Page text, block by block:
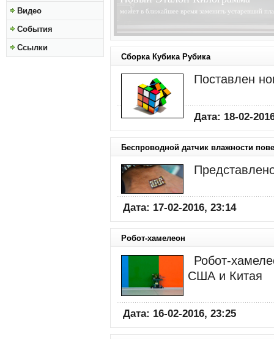
Видео
События
Ссылки
получены изображения высокого разрешения
Сборка Кубика Рубика
Поставлен
Дата: 18-02-
Беспроводной датчик влажности
Дата: 17-02-2016, 23:14
Робот-хамелеон
Робот-
США и Китая
Дата: 16-02-2016, 23:25